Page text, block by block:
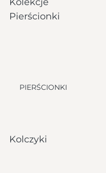
Pierścionki
PIERŚCIONKI
Kolczyki